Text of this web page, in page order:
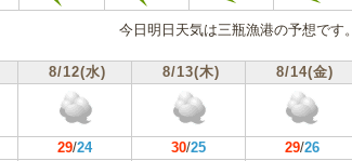
今日明日天気は三瓶漁港の予想です。
8/12(水) 8/13(木) 8/14(金)
29/24 30/25 29/26